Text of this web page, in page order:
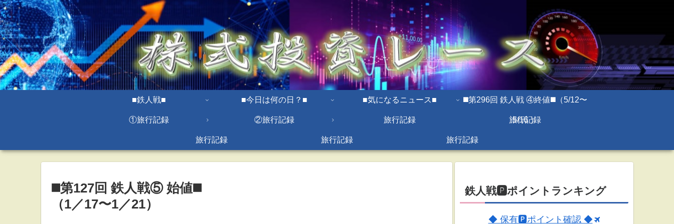
■鉄人戦■ ■今日は何の日？■ ■気になるニュース■ ◼️第296回 鉄人戦 ④終値◼️（5/12〜
5/16 ）
①旅行記録 ②旅行記録 旅行記録 旅行記録
旅行記録 旅行記録 旅行記録
◼️第127回 鉄人戦⑤ 始値◼️
（1／17〜1／21）
鉄人戦🅿ポイントランキング
◆ 保有🅿ポイント確認 ◆